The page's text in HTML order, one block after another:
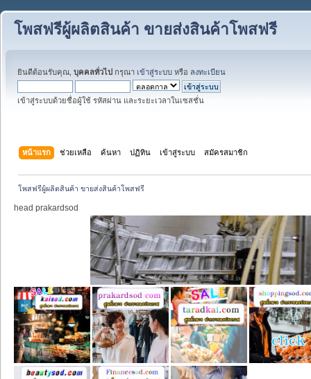
โพสฟรีผู้ผลิตสินค้า ขายส่งสินค้าโพสฟรี
ยินดีต้อนรับคุณ, บุคคลทั่วไป กรุณา เข้าสู่ระบบ หรือ ลงทะเบียน
เข้าสู่ระบบด้วยชื่อผู้ใช้ รหัสผ่าน และระยะเวลาในเซสชั่น
หน้าแรก ช่วยเหลือ ค้นหา ปฏิทิน เข้าสู่ระบบ สมัครสมาชิก
โพสฟรีผู้ผลิตสินค้า ขายส่งสินค้าโพสฟรี
head prakardsod